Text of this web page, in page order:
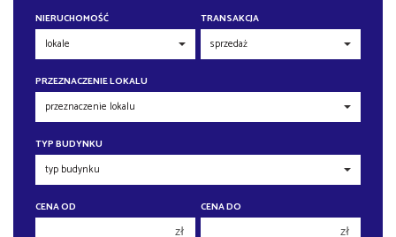
NIERUCHOMOŚĆ TRANSAKCJA
PRZEZNACZENIE LOKALU
TYP BUDYNKU
CENA OD
zł
CENA DO
zł